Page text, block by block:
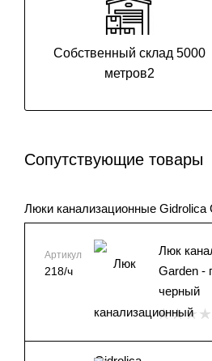
Собственный склад 5000
метров2
Сопутствующие товары
Люки канализационные Gidrolica
Артикул
218/ч
Люк
Garden -
черный